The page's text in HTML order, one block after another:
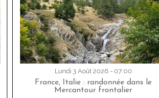
Lundi 3 Août 2026 - 07:00
France, Italie : randonnée dans le
Mercantour frontalier